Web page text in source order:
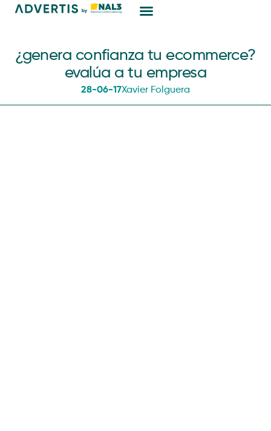
¿genera confianza tu ecommerce?
evalúa a tu empresa
28-06-17Xavier Folguera